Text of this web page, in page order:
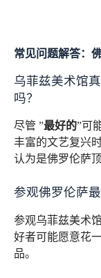
常见问题解答：
乌菲兹美术馆
吗？
尽管 ”最好的”可
丰富的文艺复兴
认为是佛罗伦萨
参观佛罗伦萨
参观乌菲兹美术
好者可能愿意花
品。